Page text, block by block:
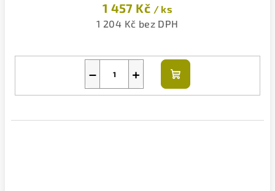
1 457 Kč / ks
1 204 Kč bez DPH
+
−
Do
košíku